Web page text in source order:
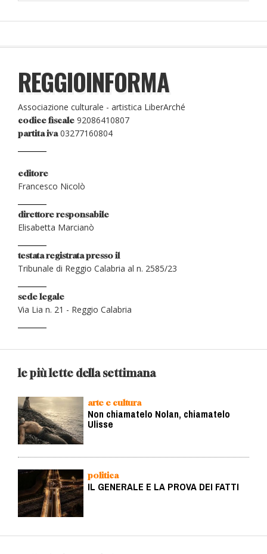
REGGIOINFORMA
Associazione culturale - artistica LiberArché
codice fiscale 92086410807
partita iva03277160804
editore
Francesco Nicolò
direttore responsabile
Elisabetta Marcianò
testata registrata presso il
Tribunale di Reggio Calabria al n. 2585/23
sede legale
Via Lia n. 21 - Reggio Calabria
le più lette della settimana
arte e cultura
Non chiamatelo Nolan, chiamatelo
Ulisse
politica
IL GENERALE E LA PROVA DEI FATTI